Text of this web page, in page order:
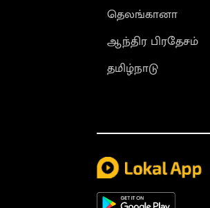
தெலங்கானா
ஆந்திர பிரதேசம்
தமிழ்நாடு